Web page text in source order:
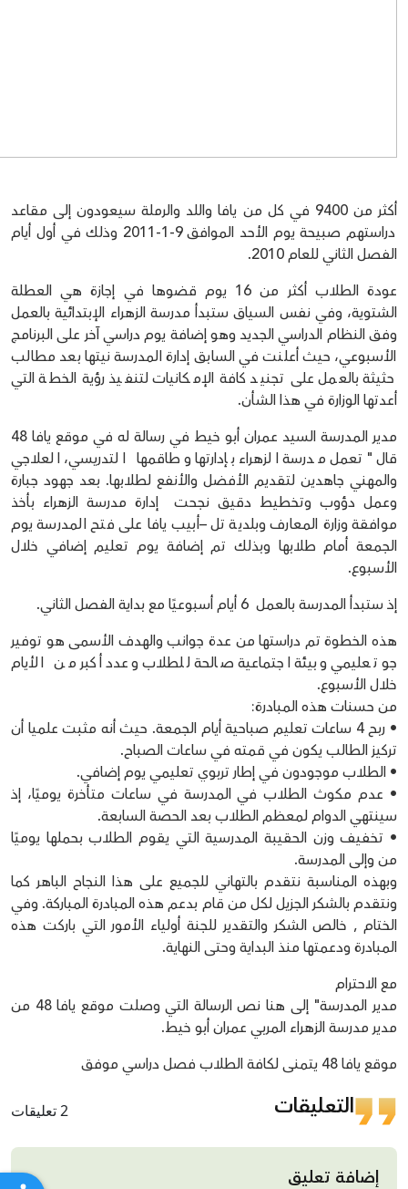
أكثر من 9400 في كل من يافا واللد والرملة سيعودون إلى مقاعد
دراستهم صبيحة يوم الأحد الموافق 9-1-2011 وذلك في أول أيام
الفصل الثاني للعام 2010.
عودة الطلاب أكثر من 16 يوم قضوها في إجازة هي العطلة
الشتوية، وفي نفس السياق ستبدأ مدرسة الزهراء الإبتدائية بالعمل
وفق النظام الدراسي الجديد وهو إضافة يوم دراسي آخر على البرنامج
الأسبوعي، حيث أعلنت في السابق إدارة المدرسة نيتها بعد مطالب
حثيثة بالعمل على تجنيد كافة الإمكانيات لتنفيذ رؤية الخطة التي
أعدتها الوزارة في هذا الشأن.
مدير المدرسة السيد عمران أبو خيط في رسالة له في موقع يافا 48
قال "تعمل مدرسة الزهراء بإدارتها وطاقمها التدريسي، العلاجي
والمهني جاهدين لتقديم الأفضل والأنفع لطلابها. بعد جهود جبارة
وعمل دؤوب وتخطيط دقيق نجحت إدارة مدرسة الزهراء بأخذ
موافقة وزارة المعارف وبلدية تل –أبيب يافا على فتح المدرسة يوم
الجمعة أمام طلابها وبذلك تم إضافة يوم تعليم إضافي خلال
الأسبوع.
إذ ستبدأ المدرسة بالعمل 6 أيام أسبوعيًا مع بداية الفصل الثاني.
هذه الخطوة تم دراستها من عدة جوانب والهدف الأسمى هو توفير
جو تعليمي وبيئة اجتماعية صالحة للطلاب وعدد أكبر من الأيام
خلال الأسبوع.
من حسنات هذه المبادرة:
• ربح 4 ساعات تعليم صباحية أيام الجمعة. حيث أنه مثبت علميا أن
تركيز الطالب يكون في قمته في ساعات الصباح.
• الطلاب موجودون في إطار تربوي تعليمي يوم إضافي.
• عدم مكوث الطلاب في المدرسة في ساعات متأخرة يوميًا، إذ
سينتهي الدوام لمعظم الطلاب بعد الحصة السابعة.
• تخفيف وزن الحقيبة المدرسية التي يقوم الطلاب بحملها يوميًا
من وإلى المدرسة.
وبهذه المناسبة نتقدم بالتهاني للجميع على هذا النجاح الباهر كما
ونتقدم بالشكر الجزيل لكل من قام بدعم هذه المبادرة المباركة. وفي
الختام , خالص الشكر والتقدير للجنة أولياء الأمور التي باركت هذه
المبادرة ودعمتها منذ البداية وحتى النهاية.
مع الاحترام
مدير المدرسة" إلى هنا نص الرسالة التي وصلت موقع يافا 48 من
مدير مدرسة الزهراء المربي عمران أبو خيط.
موقع يافا 48 يتمنى لكافة الطلاب فصل دراسي موفق
التعليقات 2 تعليقات
إضافة تعليق